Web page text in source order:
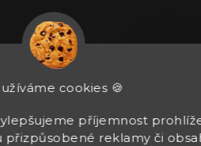
cookies 🍪
příjemnost
reklamy či